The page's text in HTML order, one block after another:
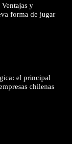
y
forma de jugar
el principal
chilenas